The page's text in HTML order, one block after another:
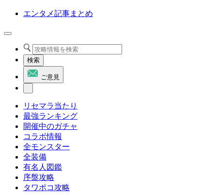
エンタメ記事まとめ
検索
ご意見
リセマラ当たり
最強ランキング
開催中のガチャ
コラボ情報
全モンスター
全装備
有名人図鑑
序盤攻略
タワポコ攻略